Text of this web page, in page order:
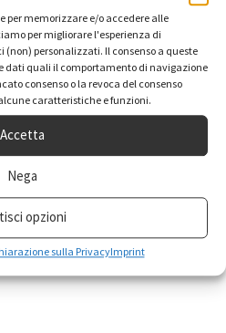
per memorizzare e/o accedere alle
per migliorare l'esperienza di
personalizzati. Il consenso a queste
dati quali il comportamento di navigazione
consenso o la revoca del consenso
caratteristiche e funzioni.
Accetta
Nega
opzioni
sulla PrivacyImprint